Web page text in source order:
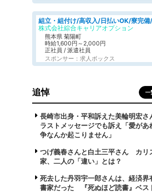
株式会社綜合キャリアオプション
熊本県 菊陽町
時給1,600円～2,000円
正社員 / 派遣社員
スポンサー：求人ボックス
追悼 一
長崎市出身・平和訴えた美輪明宏
ラストメッセージでも訴え「愛が
争なんか起こりません」
つげ義春さんと白土三平さん カリ
家、二人の「違い」とは？
死去した丹羽宇一郎さんは、経済界
書家だった 『死ぬほど読書』ベス